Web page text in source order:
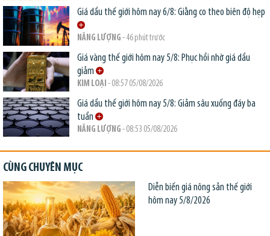
Giá dầu thế giới hôm nay 6/8: Giằng co theo biên độ hẹp
NĂNG LƯỢNG - 46 phút trước
Giá vàng thế giới hôm nay 5/8: Phục hồi nhờ giá dầu
giảm
KIM LOẠI - 08:57 05/08/2026
Giá dầu thế giới hôm nay 5/8: Giảm sâu xuống đáy ba
tuần
NĂNG LƯỢNG - 08:53 05/08/2026
CÙNG CHUYÊN MỤC
Diễn biến giá nông sản thế giới
hôm nay 5/8/2026